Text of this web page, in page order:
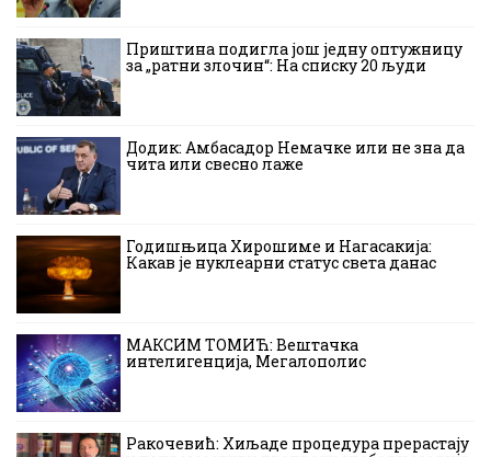
Приштина подигла још једну оптужницу
за „ратни злочин“: На списку 20 људи
Додик: Амбасадор Немачке или не зна да
чита или свесно лаже
Годишњица Хирошиме и Нагасакија:
Какав је нуклеарни статус света данас
МАКСИМ ТОМИЋ: Вештачка
интелигенција, Мегалополис
Ракочевић: Хиљаде процедура прерастају